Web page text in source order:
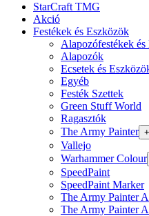
StarCraft TMG
Akció
Festékek és Eszközök
Alapozófestékek
Alapozók
Ecsetek és
Egyéb
Festék Szettek
Green Stuff World
Ragasztók
The Army Painter +
Vallejo
Warhammer Colour
SpeedPaint
SpeedPaint Marker
The Army Painter
The Army Painter